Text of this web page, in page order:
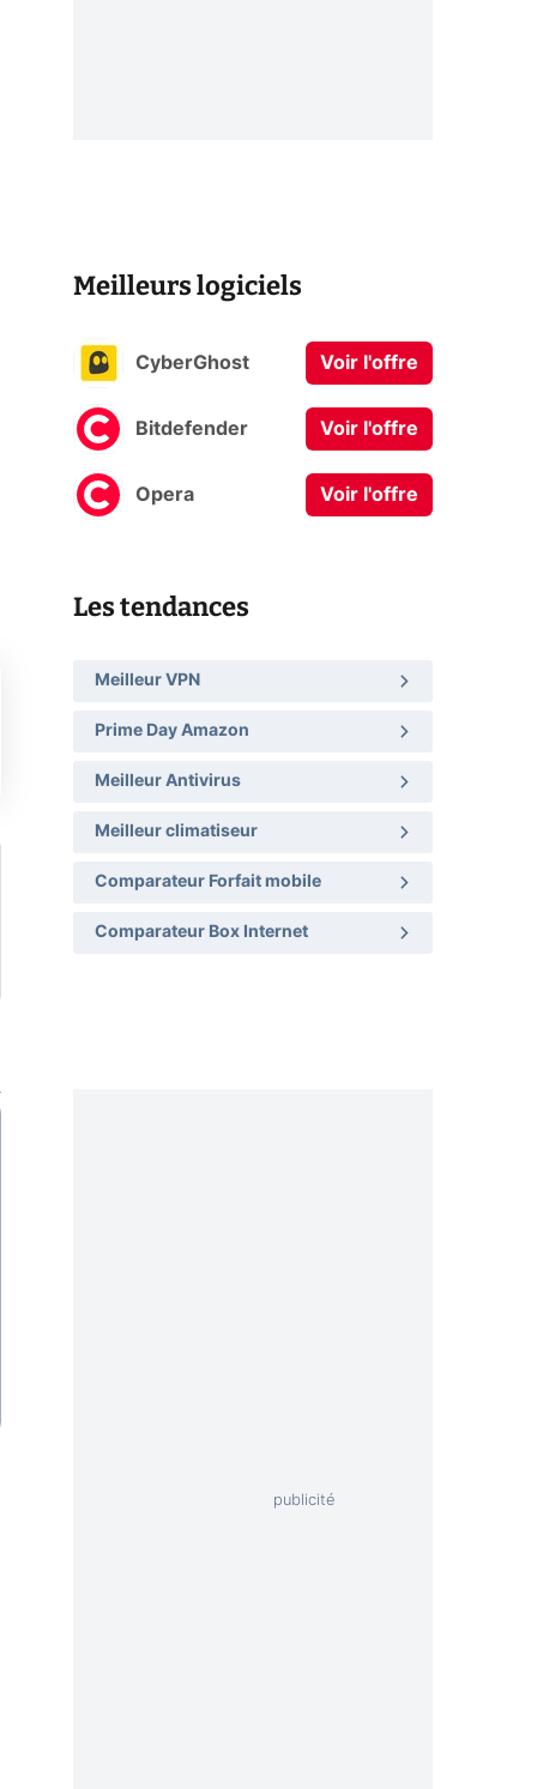
Meilleurs logiciels
CyberGhost Voir l'offre
Bitdefender Voir l'offre
Opera Voir l'offre
Les tendances
Meilleur VPN
Prime Day Amazon
Meilleur Antivirus
Meilleur climatiseur
Comparateur Forfait mobile
Comparateur Box Internet